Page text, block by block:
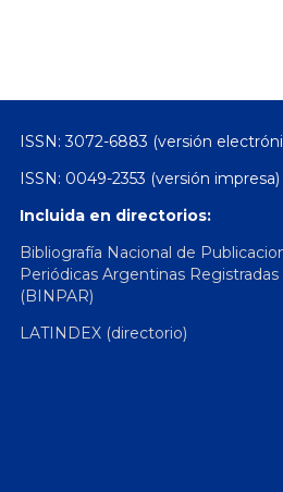
ISSN: 3072-6883 (versión
ISSN: 0049-2353 (versión impresa)
Incluida en directorios:
Bibliografía Nacional de
Periódicas Argentinas Registradas
(BINPAR)
LATINDEX (directorio)